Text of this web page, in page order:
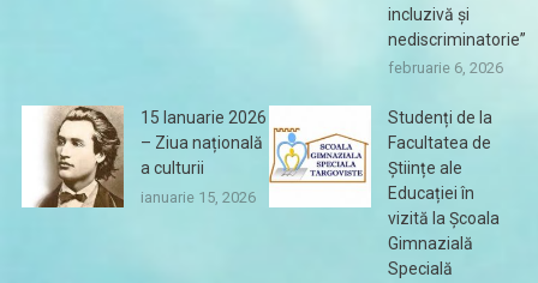
incluzivă și
nediscriminatorie”
februarie 6, 2026
15 Ianuarie 2026
– Ziua națională
a culturii
ianuarie 15, 2026
Studenți de la
Facultatea de
Științe ale
Educației în
vizită la Școala
Gimnazială
Specială